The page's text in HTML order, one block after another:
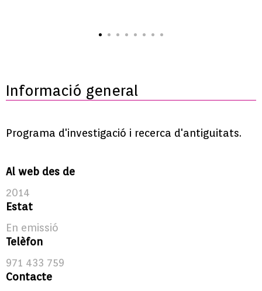
Informació general
Programa d'investigació i recerca d'antiguitats.
Al web des de
2014
Estat
En emissió
Telèfon
971 433 759
Contacte